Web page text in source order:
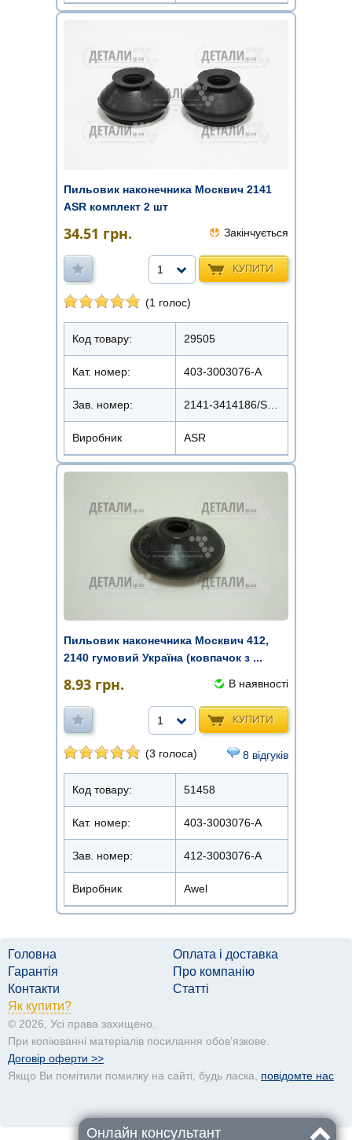
Пильовик наконечника Москвич 2141
ASR комплект 2 шт
34.51 грн. Закінчується
КУПИТИ
1
(1 голос)
Код товару: 29505
Кат. номер: 403-3003076-А
Зав. номер:
Виробник ASR
Пильовик наконечника Москвич 412,
2140 гумовий Україна (ковпачок з ...
8.93 грн. В наявності
КУПИТИ
1
(3 голоса) 8 відгуків
Код товару: 51458
Кат. номер: 403-3003076-А
Зав. номер: 412-3003076-А
Виробник Awel
Головна
Оплата і доставка
Гарантія
Про компанію
Контакти
Статті
Як купити?
© 2026, Усі права захищено.
При копіюванні матеріалів посилання обовʼязкове.
Договір оферти >>
Якщо Ви помітили помилку на сайті, будь ласка, повідомте нас
Онлайн консультант